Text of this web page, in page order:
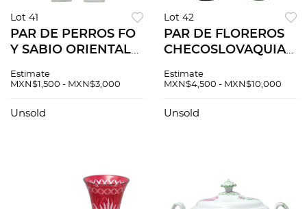
Lot 41
PAR DE PERROS FO
Y SABIO ORIENTAL
Elaborados en
blanca Acabado
Estimate
MXN$1,500 - MXN$3,000
Unsold
Lot 42
PAR DE FLOREROS
CHECOSLOVAQUIA
Elaborados en cristal
Decoración estriada
Estimate
MXN$4,500 - MXN$10,000
Unsold